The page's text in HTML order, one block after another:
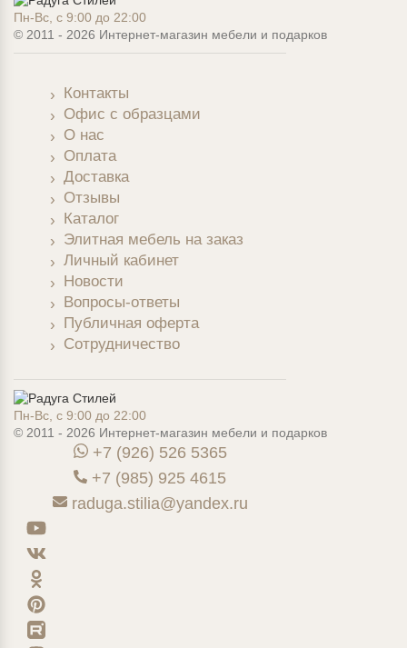
Пн-Вс, с 9:00 до 22:00
© 2011 - 2026 Интернет-магазин мебели и подарков
Контакты
Офис с образцами
О нас
Оплата
Доставка
Отзывы
Каталог
Элитная мебель на заказ
Личный кабинет
Новости
Вопросы-ответы
Публичная оферта
Сотрудничество
Пн-Вс, с 9:00 до 22:00
© 2011 - 2026 Интернет-магазин мебели и подарков
+7 (926) 526 5365
+7 (985) 925 4615
raduga.stilia@yandex.ru